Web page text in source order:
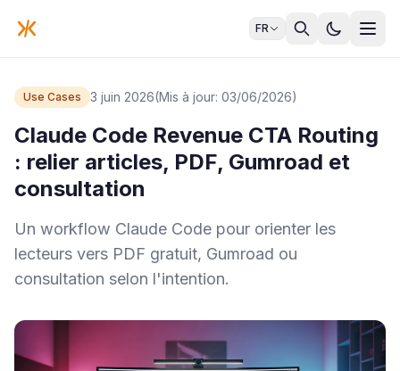
FR
Use Cases 3 juin 2026(Mis à jour: 03/06/2026)
Claude Code Revenue CTA Routing
: relier articles, PDF, Gumroad et
consultation
Un workflow Claude Code pour orienter les
lecteurs vers PDF gratuit, Gumroad ou
consultation selon l'intention.